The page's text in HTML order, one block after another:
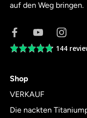
auf den Weg bringen.
Average
of
144
Shop
VERKAUF
Die nackten